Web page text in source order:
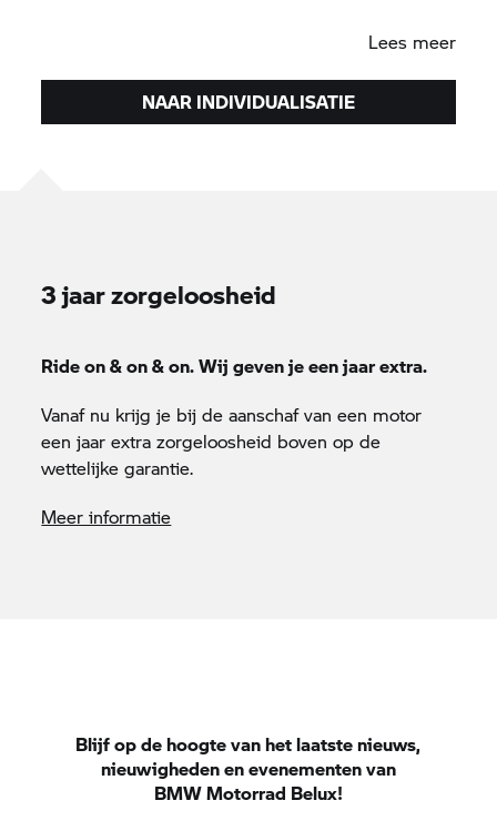
Lees meer
NAAR INDIVIDUALISATIE
3 jaar zorgeloosheid
Ride on & on & on. Wij geven je een jaar extra.
Vanaf nu krijg je bij de aanschaf van een motor
een jaar extra zorgeloosheid boven op de
wettelijke garantie.
Meer informatie
Blijf op de hoogte van het laatste nieuws,
nieuwigheden en evenementen van
BMW Motorrad Belux!